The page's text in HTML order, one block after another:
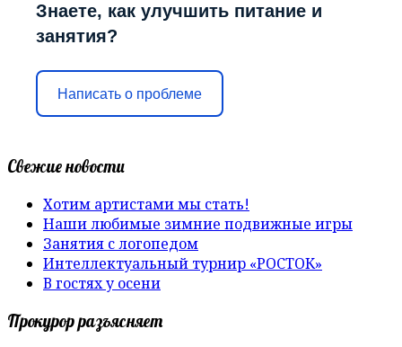
Знаете, как улучшить питание и
занятия?
Написать о проблеме
Свежие новости
Хотим артистами мы стать!
Наши любимые зимние подвижные игры
Занятия с логопедом
Интеллектуальный турнир «РОСТОК»
В гостях у осени
Прокурор разъясняет